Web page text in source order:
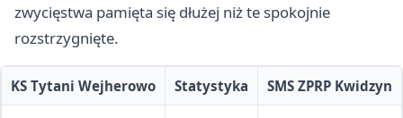
zwycięstwa pamięta się dłużej niż te spokojnie
rozstrzygnięte.
KS Tytani Wejherowo Statystyka SMS ZPRP Kwidzyn